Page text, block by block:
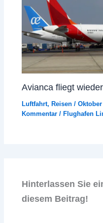
Avianca fliegt
Luftfahrt, Reisen /
Kommentar / Flughafen
Hinterlassen Sie
diesem Beitrag!